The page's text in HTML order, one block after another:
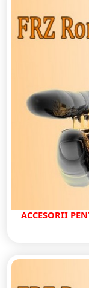
ACCESORII